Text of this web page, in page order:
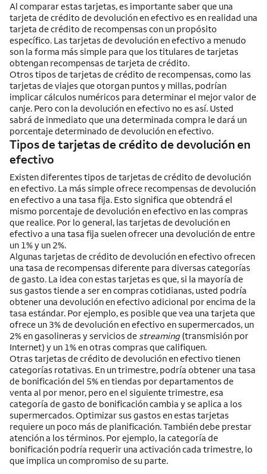
Al comparar estas tarjetas, es importante saber que una
tarjeta de crédito de devolución en efectivo es en realidad una
tarjeta de crédito de recompensas con un propósito
específico. Las tarjetas de devolución en efectivo a menudo
son la forma más simple para que los titulares de tarjetas
obtengan recompensas de tarjeta de crédito.
Otros tipos de tarjetas de crédito de recompensas, como las
tarjetas de viajes que otorgan puntos y millas, podrían
implicar cálculos numéricos para determinar el mejor valor de
canje. Pero con la devolución en efectivo no es así. Usted
sabrá de inmediato que una determinada compra le dará un
porcentaje determinado de devolución en efectivo.
Tipos de tarjetas de crédito de devolución en
efectivo
Existen diferentes tipos de tarjetas de crédito de devolución
en efectivo. La más simple ofrece recompensas de devolución
en efectivo a una tasa fija. Esto significa que obtendrá el
mismo porcentaje de devolución en efectivo en las compras
que realice. Por lo general, las tarjetas de devolución en
efectivo a una tasa fija suelen ofrecer una devolución de entre
un 1% y un 2%.
Algunas tarjetas de crédito de devolución en efectivo ofrecen
una tasa de recompensas diferente para diversas categorías
de gasto. La idea con estas tarjetas es que, si la mayoría de
sus gastos tiende a ser en compras cotidianas, usted podría
obtener una devolución en efectivo adicional por encima de la
tasa estándar. Por ejemplo, es posible que vea una tarjeta que
ofrece un 3% de devolución en efectivo en supermercados, un
2% en gasolineras y servicios destreaming (transmisión por
Internet) y un 1% en otras compras que califiquen.
Otras tarjetas de crédito de devolución en efectivo tienen
categorías rotativas. En un trimestre, podría obtener una tasa
de bonificación del 5% en tiendas por departamentos de
venta al por menor, pero en el siguiente trimestre, esa
categoría de gasto de bonificación cambia y se aplica a los
supermercados. Optimizar sus gastos en estas tarjetas
requiere un poco más de planificación. También debe prestar
atención a los términos. Por ejemplo, la categoría de
bonificación podría requerir una activación cada trimestre, lo
que implica un compromiso de su parte.